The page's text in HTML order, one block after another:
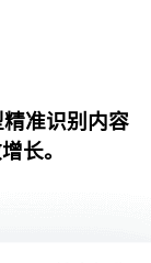
准识别内容
长。